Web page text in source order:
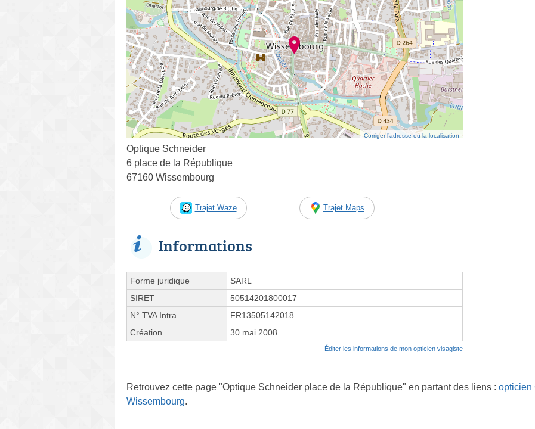
Corriger l’adresse ou la localisation
Optique Schneider
6 place de la République
67160 Wissembourg
Trajet Waze Trajet Maps
Informations
Forme juridique
SARL
SIRET
50514201800017
N° TVA Intra.
FR13505142018
Création
30 mai 2008
Éditer les informations de mon opticien visagiste
Retrouvez cette page "Optique Schneider place de la République" en partant des liens : opticien
Wissembourg.